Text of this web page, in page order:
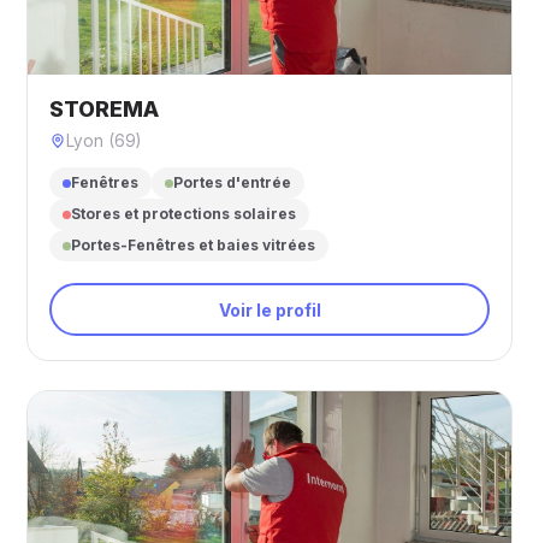
STOREMA
Lyon (69)
Fenêtres
Portes d'entrée
Stores et protections solaires
Portes-Fenêtres et baies vitrées
Voir le profil